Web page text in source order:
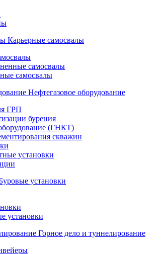
Карьерные самосвалы
самосвалы
самосвалы
Нефтегазовое оборудование
ГРП
бурения
(ГНКТ)
скважин
установки
установки
установки
Горное дело и туннелирование